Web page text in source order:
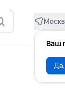
Ваш